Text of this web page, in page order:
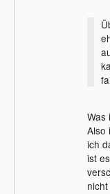
Was
Also
ich
ist